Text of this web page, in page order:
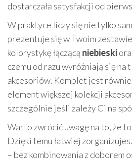
dostarczała satysfakcji od
W praktyce liczy się nie tylko
prezentuje się w Twoim
kolorystykę łączącą niebieski
czemu od razu wyróżniają się na
akcesoriów. Komplet jest
element większej kolekcji
szczególnie jeśli zależy Ci na
Warto zwrócić uwagę na to, że to
Dzięki temu łatwiej
– bez kombinowania z doborem